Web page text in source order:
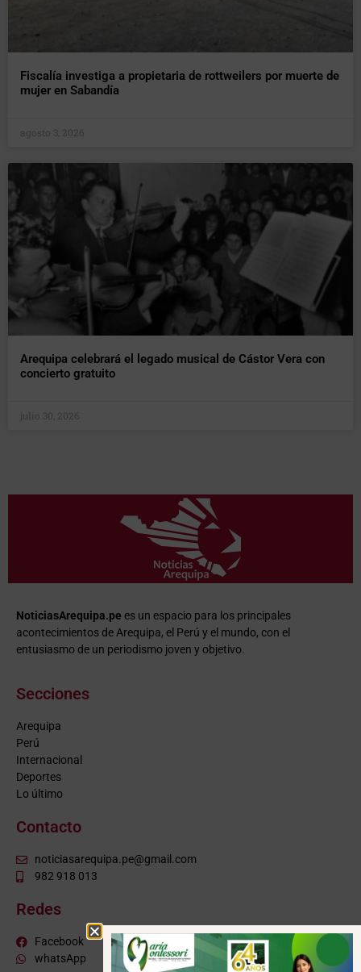
Fiscalía investiga a propietaria de rottweilers por muerte de
mujer en Sabandía
agosto 3, 2026
Arequipa celebrará el legado musical de Cástor Vera con
concierto gratuito
julio 30, 2026
NoticiasArequipa.pe es un espacio para los principales
acontecimientos de Arequipa, el Perú y el mundo, con el
entusiasmo de un periodismo joven y objetivo.
Secciones
Arequipa
Perú
Internacional
Deportes
Lo último
Contacto
noticiasarequipa.pe@gmail.com
982 918 013
Redes
Facebook
whatsApp